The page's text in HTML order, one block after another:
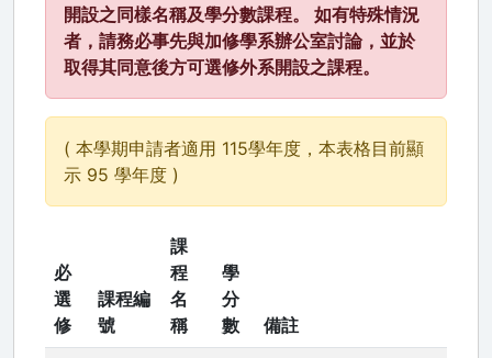
開設之同樣名稱及學分數課程。 如有特殊情況
者，請務必事先與加修學系辦公室討論，並於
取得其同意後方可選修外系開設之課程。
( 本學期申請者適用 115學年度，本表格目前顯
示 95 學年度 )
必
選
修
課程編
號
課
程
名
稱
學
分
數
備註